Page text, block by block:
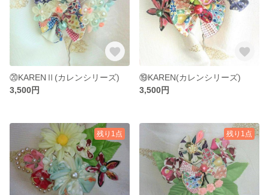
⑳KARENⅡ(カレンシリーズ)
3,500円
⑲KAREN(カレンシリーズ)
3,500円
残り1点 残り1点